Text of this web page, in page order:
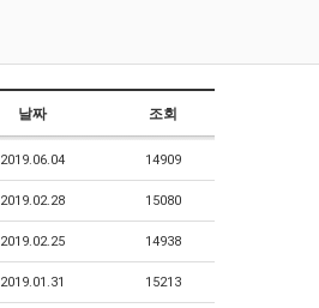
날짜 조회
2019.06.04 14909
2019.02.28 15080
2019.02.25 14938
2019.01.31 15213